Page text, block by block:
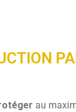
au